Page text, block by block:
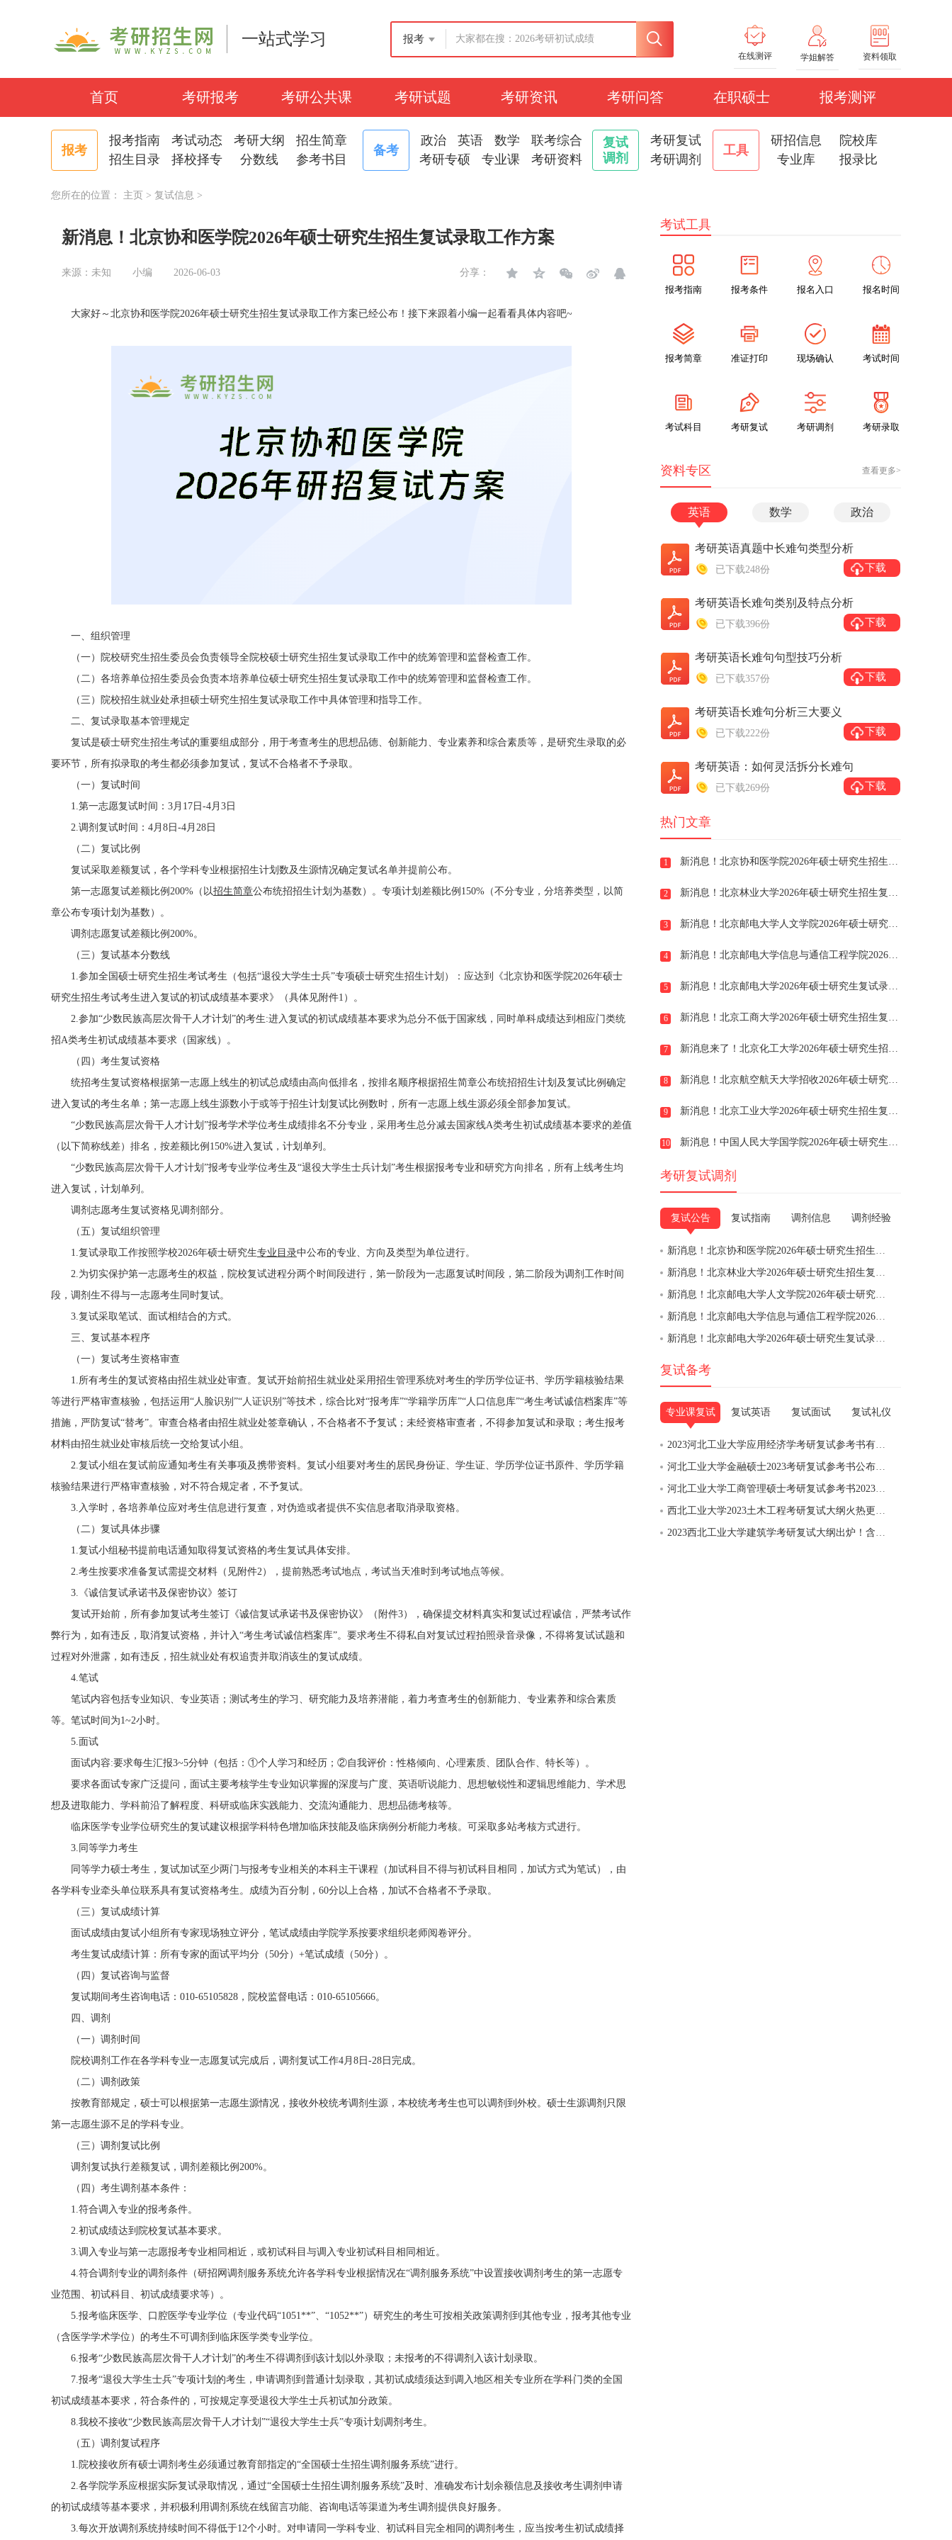
一站式学习 报考
在线测评 学姐解答 资料领取
首页 考研报考 考研公共课 考研试题 考研资讯 考研问答 在职硕士 报考测评
报考
报考指南 考试动态 考研大纲
招生简章
招生目录
择校择专 分数线 参考书目
备考
政治 英语 数学
联考综合
考研专硕
专业课 考研资料
复试
调剂
考研复试
考研调剂
工具
研招信息
院校库
专业库
报录比
您所在的位置： 主页 > 复试信息 >
新消息！北京协和医学院2026年硕士研究生招生复试录取工作方案
来源：未知 小编 2026-06-03 分享：
大家好～北京协和医学院2026年硕士研究生招生复试录取工作方案已经公布！接下来跟着小编一起看看具体内容吧~
一、组织管理
（一）院校研究生招生委员会负责领导全院校硕士研究生招生复试录取工作中的统筹管理和监督检查工作。
（二）各培养单位招生委员会负责本培养单位硕士研究生招生复试录取工作中的统筹管理和监督检查工作。
（三）院校招生就业处承担硕士研究生招生复试录取工作中具体管理和指导工作。
二、复试录取基本管理规定
复试是硕士研究生招生考试的重要组成部分，用于考查考生的思想品德、创新能力、专业素养和综合素质等，是研究生录取的必
要环节，所有拟录取的考生都必须参加复试，复试不合格者不予录取。
（一）复试时间
1.第一志愿复试时间：3月17日-4月3日
2.调剂复试时间：4月8日-4月28日
（二）复试比例
复试采取差额复试，各个学科专业根据招生计划数及生源情况确定复试名单并提前公布。
第一志愿复试差额比例200%（以招生简章公布统招招生计划为基数）。专项计划差额比例150%（不分专业，分培养类型，以简
章公布专项计划为基数）。
调剂志愿复试差额比例200%。
（三）复试基本分数线
1.参加全国硕士研究生招生考试考生（包括“退役大学生士兵”专项硕士研究生招生计划）：应达到《北京协和医学院2026年硕士
研究生招生考试考生进入复试的初试成绩基本要求》（具体见附件1）。
2.参加“少数民族高层次骨干人才计划”的考生:进入复试的初试成绩基本要求为总分不低于国家线，同时单科成绩达到相应门类统
招A类考生初试成绩基本要求（国家线）。
（四）考生复试资格
统招考生复试资格根据第一志愿上线生的初试总成绩由高向低排名，按排名顺序根据招生简章公布统招招生计划及复试比例确定
进入复试的考生名单；第一志愿上线生源数小于或等于招生计划复试比例数时，所有一志愿上线生源必须全部参加复试。
“少数民族高层次骨干人才计划”报考学术学位考生成绩排名不分专业，采用考生总分减去国家线A类考生初试成绩基本要求的差值
（以下简称线差）排名，按差额比例150%进入复试，计划单列。
“少数民族高层次骨干人才计划”报考专业学位考生及“退役大学生士兵计划”考生根据报考专业和研究方向排名，所有上线考生均
进入复试，计划单列。
调剂志愿考生复试资格见调剂部分。
（五）复试组织管理
1.复试录取工作按照学校2026年硕士研究生专业目录中公布的专业、方向及类型为单位进行。
2.为切实保护第一志愿考生的权益，院校复试进程分两个时间段进行，第一阶段为一志愿复试时间段，第二阶段为调剂工作时间
段，调剂生不得与一志愿考生同时复试。
3.复试采取笔试、面试相结合的方式。
三、复试基本程序
（一）复试考生资格审查
1.所有考生的复试资格由招生就业处审查。复试开始前招生就业处采用招生管理系统对考生的学历学位证书、学历学籍核验结果
等进行严格审查核验，包括运用“人脸识别”“人证识别”等技术，综合比对“报考库”“学籍学历库”“人口信息库”“考生考试诚信档案库”等
措施，严防复试“替考”。审查合格者由招生就业处签章确认，不合格者不予复试；未经资格审查者，不得参加复试和录取；考生报考
材料由招生就业处审核后统一交给复试小组。
2.复试小组在复试前应通知考生有关事项及携带资料。复试小组要对考生的居民身份证、学生证、学历学位证书原件、学历学籍
核验结果进行严格审查核验，对不符合规定者，不予复试。
3.入学时，各培养单位应对考生信息进行复查，对伪造或者提供不实信息者取消录取资格。
（二）复试具体步骤
1.复试小组秘书提前电话通知取得复试资格的考生复试具体安排。
2.考生按要求准备复试需提交材料（见附件2），提前熟悉考试地点，考试当天准时到考试地点等候。
3.《诚信复试承诺书及保密协议》签订
复试开始前，所有参加复试考生签订《诚信复试承诺书及保密协议》（附件3），确保提交材料真实和复试过程诚信，严禁考试作
弊行为，如有违反，取消复试资格，并计入“考生考试诚信档案库”。要求考生不得私自对复试过程拍照录音录像，不得将复试试题和
过程对外泄露，如有违反，招生就业处有权追责并取消该生的复试成绩。
4.笔试
笔试内容包括专业知识、专业英语；测试考生的学习、研究能力及培养潜能，着力考查考生的创新能力、专业素养和综合素质
等。笔试时间为1~2小时。
5.面试
面试内容:要求每生汇报3~5分钟（包括：①个人学习和经历；②自我评价：性格倾向、心理素质、团队合作、特长等）。
要求各面试专家广泛提问，面试主要考核学生专业知识掌握的深度与广度、英语听说能力、思想敏锐性和逻辑思维能力、学术思
想及进取能力、学科前沿了解程度、科研或临床实践能力、交流沟通能力、思想品德考核等。
临床医学专业学位研究生的复试建议根据学科特色增加临床技能及临床病例分析能力考核。可采取多站考核方式进行。
3.同等学力考生
同等学力硕士考生，复试加试至少两门与报考专业相关的本科主干课程（加试科目不得与初试科目相同，加试方式为笔试），由
各学科专业牵头单位联系具有复试资格考生。成绩为百分制，60分以上合格，加试不合格者不予录取。
（三）复试成绩计算
面试成绩由复试小组所有专家现场独立评分，笔试成绩由学院学系按要求组织老师阅卷评分。
考生复试成绩计算：所有专家的面试平均分（50分）+笔试成绩（50分）。
（四）复试咨询与监督
复试期间考生咨询电话：010-65105828，院校监督电话：010-65105666。
四、调剂
（一）调剂时间
院校调剂工作在各学科专业一志愿复试完成后，调剂复试工作4月8日-28日完成。
（二）调剂政策
按教育部规定，硕士可以根据第一志愿生源情况，接收外校统考调剂生源，本校统考考生也可以调剂到外校。硕士生源调剂只限
第一志愿生源不足的学科专业。
（三）调剂复试比例
调剂复试执行差额复试，调剂差额比例200%。
（四）考生调剂基本条件：
1.符合调入专业的报考条件。
2.初试成绩达到院校复试基本要求。
3.调入专业与第一志愿报考专业相同相近，或初试科目与调入专业初试科目相同相近。
4.符合调剂专业的调剂条件（研招网调剂服务系统允许各学科专业根据情况在“调剂服务系统”中设置接收调剂考生的第一志愿专
业范围、初试科目、初试成绩要求等）。
5.报考临床医学、口腔医学专业学位（专业代码“1051**”、“1052**”）研究生的考生可按相关政策调剂到其他专业，报考其他专业
（含医学学术学位）的考生不可调剂到临床医学类专业学位。
6.报考“少数民族高层次骨干人才计划”的考生不得调剂到该计划以外录取；未报考的不得调剂入该计划录取。
7.报考“退役大学生士兵”专项计划的考生，申请调剂到普通计划录取，其初试成绩须达到调入地区相关专业所在学科门类的全国
初试成绩基本要求，符合条件的，可按规定享受退役大学生士兵初试加分政策。
8.我校不接收“少数民族高层次骨干人才计划”“退役大学生士兵”专项计划调剂考生。
（五）调剂复试程序
1.院校接收所有硕士调剂考生必须通过教育部指定的“全国硕士生招生调剂服务系统”进行。
2.各学院学系应根据实际复试录取情况，通过“全国硕士生招生调剂服务系统”及时、准确发布计划余额信息及接收考生调剂申请
的初试成绩等基本要求，并积极利用调剂系统在线留言功能、咨询电话等渠道为考生调剂提供良好服务。
3.每次开放调剂系统持续时间不得低于12个小时。对申请同一学科专业、初试科目完全相同的调剂考生，应当按考生初试成绩择
考试工具
报考指南 报考条件 报名入口 报名时间
报考简章 准证打印 现场确认 考试时间
考试科目 考研复试 考研调剂 考研录取
资料专区 查看更多>
英语 数学 政治
考研英语真题中长难句类型分析
已下载248份 下载
考研英语长难句类别及特点分析
已下载396份 下载
考研英语长难句句型技巧分析
已下载357份 下载
考研英语长难句分析三大要义
已下载222份 下载
考研英语：如何灵活拆分长难句
已下载269份 下载
热门文章
1 新消息！北京协和医学院2026年硕士研究生招生复试录取工作方案
2 新消息！北京林业大学2026年硕士研究生招生复试录取工作办法
3 新消息！北京邮电大学人文学院2026年硕士研究生招生复试录取细则
4 新消息！北京邮电大学信息与通信工程学院2026年硕士研究生招生复试录取细则
5 新消息！北京邮电大学2026年硕士研究生复试录取办法
6 新消息！北京工商大学2026年硕士研究生招生复试录取工作方案
7 新消息来了！北京化工大学2026年硕士研究生招生复试录取办法
8 新消息！北京航空航天大学招收2026年硕士研究生复试录取工作考生须知
9 新消息！北京工业大学2026年硕士研究生招生复试、录取工作安排
10 新消息！中国人民大学国学院2026年硕士研究生招生考试复试录取工作方案
考研复试调剂
复试公告 复试指南 调剂信息 调剂经验
新消息！北京协和医学院2026年硕士研究生招生复试录取工作方案
新消息！北京林业大学2026年硕士研究生招生复试录取工作办法
新消息！北京邮电大学人文学院2026年硕士研究生招生复试录取细则
新消息！北京邮电大学信息与通信工程学院2026年硕士研究生招生复试录取细则
新消息！北京邮电大学2026年硕士研究生复试录取办法
复试备考
专业课复试 复试英语 复试面试 复试礼仪
2023河北工业大学应用经济学考研复试参考书有哪些？
河北工业大学金融硕士2023考研复试参考书公布啦！
河北工业大学工商管理硕士考研复试参考书2023年最新版！
西北工业大学2023土木工程考研复试大纲火热更新！
2023西北工业大学建筑学考研复试大纲出炉！含参考书